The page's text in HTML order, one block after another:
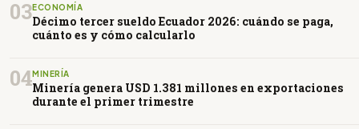
03ECONOMÍA
Décimo tercer sueldo Ecuador 2026: cuándo se paga,
cuánto es y cómo calcularlo
04MINERÍA
Minería genera USD 1.381 millones en exportaciones
durante el primer trimestre